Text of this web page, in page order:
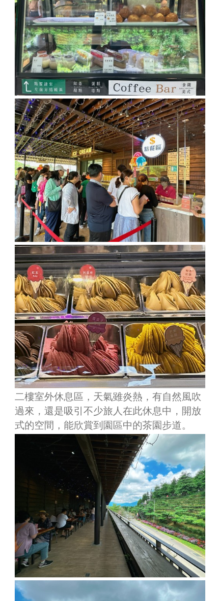
二樓室外休息區，天氣雖炎熱，有自然風吹
過來，還是吸引不少旅人在此休息中，開放
式的空間，能欣賞到園區中的茶園步道。